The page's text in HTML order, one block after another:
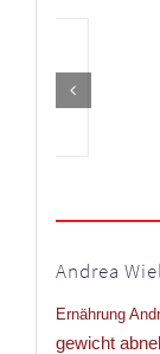
Andrea
Ernährung
gewicht